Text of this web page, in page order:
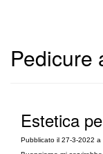
Pedicure
Estetica
Pubblicato il 27-3-2022 a